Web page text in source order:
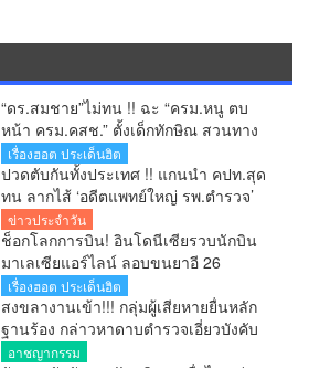
“ดร.สมชาย”ไม่ทน !! ฉะ “ครม.หนู ตบ
หน้า ครม.คสช.” ตั้งเด็กทักษิณ สวนทาง
ปฏิรูปประเทศ-ยุทธศาสตร์ชาติ
เรื่องฮอต ประเด็นฮิต
ปวดตับกันทั้งประเทศ !! แกนนำ คปท.สุด
ทน ลากไส้ ‘อดีตแพทย์ใหญ่ รพ.ตำรวจ’
เลื่อนยศ พล.ต.อ. พร้อมดัน ‘ผกก.หนุ่ย’ ขึ้น
ผอ.ป.ย.ป. เทียบชั้น C11 สำนักนายกฯ!!
สมัยอนุทิน
ข่าวประจำวัน
ช็อกโลกการบิน! อินโดนีเซียรวบนักบิน
มาเลเซียแอร์ไลน์ ลอบขนยาอี 26
กิโลกรัม คาสนามบิน
เรื่องฮอต ประเด็นฮิต
สงขลางานเข้า!!! กลุ่มผู้เสียหายยื่นหลัก
ฐานร้อง กล่าวหาดาบตำรวจเอี่ยวบังคับ
ถ่ายคลิปอนาจาร ขู่ยัดยา มีผู้เสียหาย
อาชญากรรม